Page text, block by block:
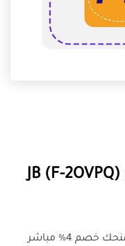
كود خصم جي بي اورجانيك (F-2OVPQ) JB
كود خصم جي بي اورجانيك (F-2OVPQ) يمنحك خصم 4% مباشر